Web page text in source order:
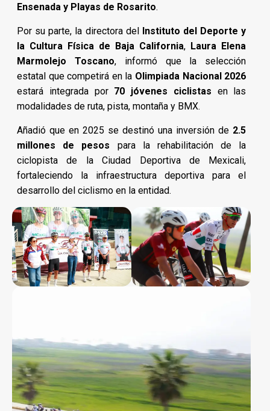
Ensenada y Playas de Rosarito.
Por su parte, la directora del Instituto del Deporte y
la Cultura Física de Baja California, Laura Elena
Marmolejo Toscano, informó que la selección
estatal que competirá en la Olimpiada Nacional 2026
estará integrada por 70 jóvenes ciclistas en las
modalidades de ruta, pista, montaña y BMX.
Añadió que en 2025 se destinó una inversión de 2.5
millones de pesos para la rehabilitación de la
ciclopista de la Ciudad Deportiva de Mexicali,
fortaleciendo la infraestructura deportiva para el
desarrollo del ciclismo en la entidad.